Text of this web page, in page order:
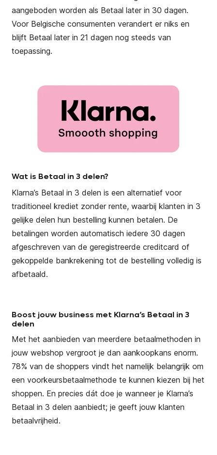
aangeboden worden als Betaal later in 30 dagen.
Voor Belgische consumenten verandert er niks en
blijft Betaal later in 21 dagen nog steeds van
toepassing.
Wat is Betaal in 3 delen?
Klarna’s Betaal in 3 delen is een alternatief voor
traditioneel krediet zonder rente, waarbij klanten in 3
gelijke delen hun bestelling kunnen betalen. De
betalingen worden automatisch iedere 30 dagen
afgeschreven van de geregistreerde creditcard of
gekoppelde bankrekening tot de bestelling volledig is
afbetaald.
Boost jouw business met Klarna’s Betaal in 3
delen
Met het aanbieden van meerdere betaalmethoden in
jouw webshop vergroot je dan aankoopkans enorm.
78% van de shoppers vindt het namelijk belangrijk om
een voorkeursbetaalmethode te kunnen kiezen bij het
shoppen. En precies dát doe je wanneer je Klarna’s
Betaal in 3 delen aanbiedt; je geeft jouw klanten
betaalvrijheid.